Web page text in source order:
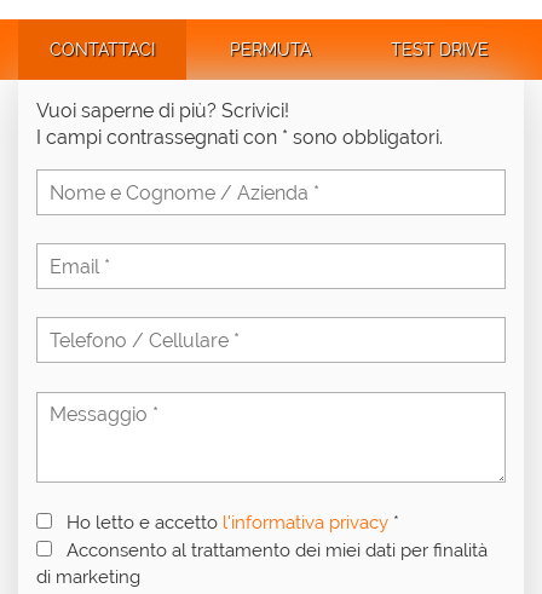
CONTATTACI PERMUTA TEST DRIVE
Vuoi saperne di più? Scrivici!
I campi contrassegnati con * sono obbligatori.
Ho letto e accetto l'informativa privacy *
Acconsento al trattamento dei miei dati per finalità
di marketing